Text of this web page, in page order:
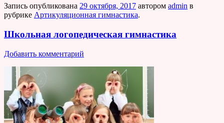
Запись опубликована 29 октября, 2017 автором admin в
рубрике Артикуляционная гимнастика.
Школьная логопедическая гимнастика
Добавить комментарий